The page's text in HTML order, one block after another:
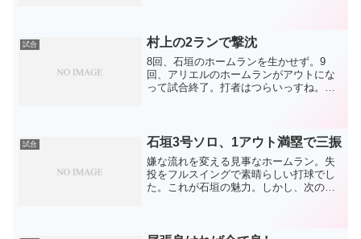
う、首脳陣が1点取...
試合 村上の2ランで撃沈
8回、石垣のホームランを生かせず。9
回、アリエルのホームランがアウトにな
って試合終了。打者はつらいっすね。村
す。ガチで当たり前です。に...
試合 石垣3号ソロ、1アウト満塁で三振
嫌な流れを変える見事なホームラン。失
投をフルスイングで素晴らしい打球でし
た。これが石垣の魅力。しかし、次の打